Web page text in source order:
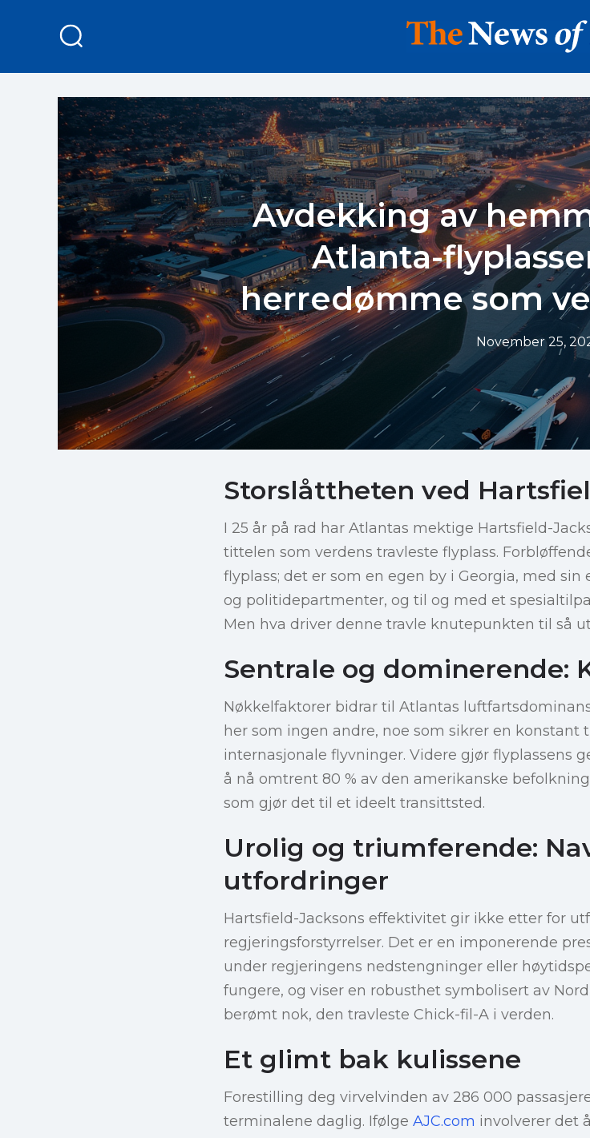
Avdekking av
Atlanta-
herredømme som
November 25,
Storslåttheten ved
I 25 år på rad har Atlantas mektige Hartsfield-
tittelen som verdens travleste flyplass.
flyplass; det er som en egen by i Georgia, med
og politidepartmenter, og til og med et
Men hva driver denne travle knutepunkten til så
Sentrale og dominerende:
Nøkkelfaktorer bidrar til Atlantas
her som ingen andre, noe som sikrer en
internasjonale flyvninger. Videre gjør flyplassens
å nå omtrent 80 % av den amerikanske
som gjør det til et ideelt transittsted.
Urolig og triumferende:
utfordringer
Hartsfield-Jacksons effektivitet gir ikke etter for
regjeringsforstyrrelser. Det er en imponerende
under regjeringens nedstengninger eller
fungere, og viser en robusthet symbolisert av
berømt nok, den travleste Chick-fil-A i verden.
Et glimt bak kulissene
Forestilling deg virvelvinden av 286 000
terminalene daglig. Ifølge AJC.com involverer det